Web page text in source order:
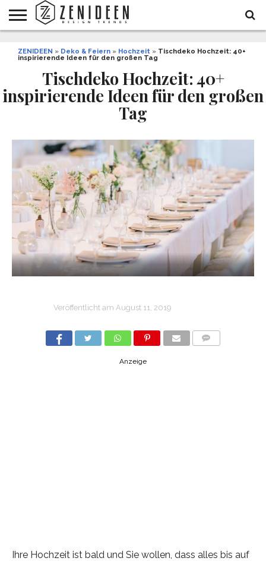
INNENDESIGN
ARCHITEKTUR
GARTEN
UND
LIFESTYLE
DEKO
&
DIY
STYLE
REZEPTE
GESUNDHEIT
WEIHNACHTEN
ZENIDEEN » Deko & Feiern » Hochzeit » Tischdeko Hochzeit: 40+
inspirierende Ideen für den großen Tag
Tischdeko Hochzeit: 40+
inspirierende Ideen für den großen
Tag
Veröffentlicht am August 11, 2019
Anzeige
Ihre Hochzeit ist bald und Sie wollen, dass alles bis auf